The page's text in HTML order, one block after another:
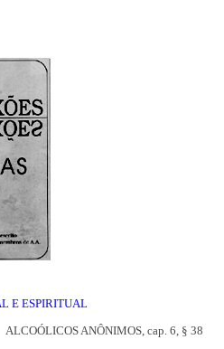
E ESPIRITUAL
ALCOÓLICOS ANÔNIMOS, cap. 6, § 38